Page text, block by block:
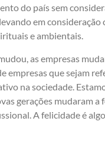
do país sem
em
e ambientais.
as empresas
empresas que sejam
na sociedade.
gerações mudaram a
A felicidade é